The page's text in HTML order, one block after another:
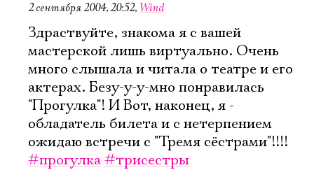
2 сентября 2004, 20:52, Wind
Здраствуйте, знакома я с вашей
мастерской лишь виртуально. Очень
много слышала и читала о театре и его
актерах. Безу-у-у-мно понравилась
"Прогулка"! И Вот, наконец, я -
обладатель билета и с нетерпением
ожидаю встречи с "Тремя сёстрами"!!!!
#прогулка#трисестры